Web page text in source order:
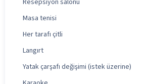
Masa tenisi
Her tarafı çitli
Langırt
Yatak çarşafı değişimi (istek üzerine)